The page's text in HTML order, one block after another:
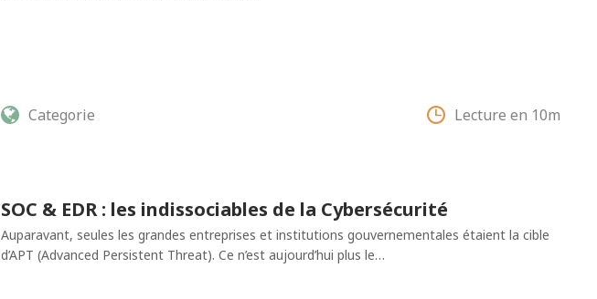
Categorie Lecture en 10m
SOC & EDR : les indissociables de la Cybersécurité
Auparavant, seules les grandes entreprises et institutions gouvernementales étaient la cible
d’APT (Advanced Persistent Threat). Ce n’est aujourd’hui plus le…